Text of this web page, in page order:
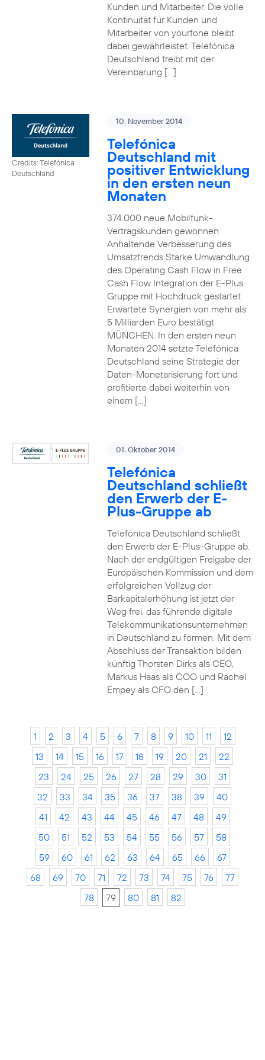
Kunden und Mitarbeiter. Die volle
Kontinuität für Kunden und
Mitarbeiter von yourfone bleibt
dabei gewährleistet. Telefónica
Deutschland treibt mit der
Vereinbarung […]
Credits: Telefónica
Deutschland
10. November 2014
Telefónica
Deutschland mit
positiver Entwicklung
in den ersten neun
Monaten
374.000 neue Mobilfunk-
Vertragskunden gewonnen
Anhaltende Verbesserung des
Umsatztrends Starke Umwandlung
des Operating Cash Flow in Free
Cash Flow Integration der E-Plus
Gruppe mit Hochdruck gestartet
Erwartete Synergien von mehr als
5 Milliarden Euro bestätigt
MÜNCHEN. In den ersten neun
Monaten 2014 setzte Telefónica
Deutschland seine Strategie der
Daten-Monetarisierung fort und
profitierte dabei weiterhin von
einem […]
01. Oktober 2014
Telefónica
Deutschland schließt
den Erwerb der E-
Plus-Gruppe ab
Telefónica Deutschland schließt
den Erwerb der E-Plus-Gruppe ab.
Nach der endgültigen Freigabe der
Europäischen Kommission und dem
erfolgreichen Vollzug der
Barkapitalerhöhung ist jetzt der
Weg frei, das führende digitale
Telekommunikationsunternehmen
in Deutschland zu formen. Mit dem
Abschluss der Transaktion bilden
künftig Thorsten Dirks als CEO,
Markus Haas als COO und Rachel
Empey als CFO den […]
1 2 3 4 5 6 7 8 9 10 11
12
13
14 15 16 17 18 19 20 21
22
23
24 25 26 27 28 29 30
31
32
33 34 35 36 37 38 39
40
41
42 43 44 45 46 47 48
49
50
51 52 53 54 55 56 57
58
59
60 61 62 63 64 65 66
67
68
69 70 71 72 73 74 75 76
77
78
79 80 81 82